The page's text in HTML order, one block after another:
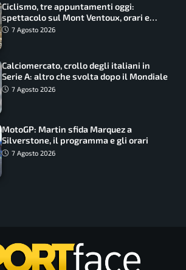
Ciclismo, tre appuntamenti oggi:
spettacolo sul Mont Ventoux, orari e
come vederli
7 Agosto 2026
Calciomercato, crollo degli italiani in
Serie A: altro che svolta dopo il Mondiale
7 Agosto 2026
MotoGP: Martin sfida Marquez a
Silverstone, il programma e gli orari
7 Agosto 2026